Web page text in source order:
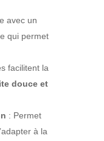
avec un
qui permet
facilitent la
douce et
: Permet
à la